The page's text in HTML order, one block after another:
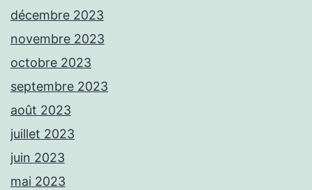
décembre 2023
novembre 2023
octobre 2023
septembre 2023
août 2023
juillet 2023
juin 2023
mai 2023